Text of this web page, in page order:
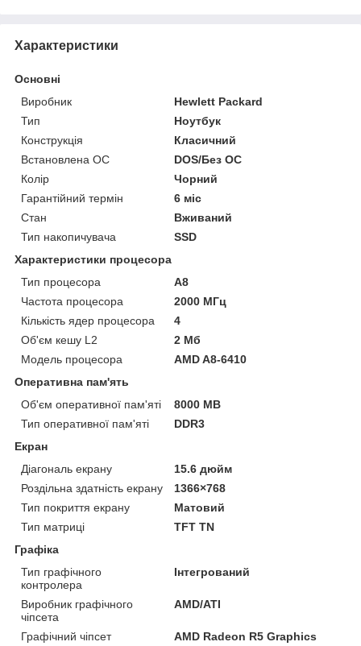
Характеристики
Основні
Виробник
Hewlett Packard
Тип
Ноутбук
Конструкція
Класичний
Встановлена ОС
DOS/Без ОС
Колір
Чорний
Гарантійний термін
6 міс
Стан
Вживаний
Тип накопичувача
SSD
Характеристики процесора
Тип процесора
A8
Частота процесора
2000 МГц
Кількість ядер процесора
4
Об'єм кешу L2
2 Мб
Модель процесора
AMD A8-6410
Оперативна пам'ять
Об'єм оперативної пам'яті
8000 MB
Тип оперативної пам'яті
DDR3
Екран
Діагональ екрану
15.6 дюйм
Роздільна здатність екрану
1366×768
Тип покриття екрану
Матовий
Тип матриці
TFT TN
Графіка
Тип графічного
контролера
Інтегрований
Виробник графічного
чіпсета
AMD/ATI
Графічний чіпсет
AMD Radeon R5 Graphics